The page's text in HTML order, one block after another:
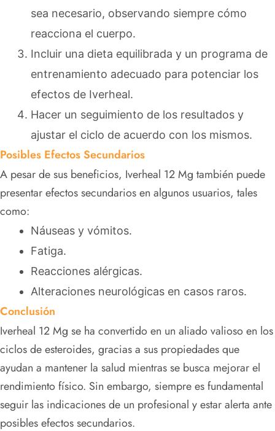
sea necesario, observando siempre cómo
reacciona el cuerpo.
Incluir una dieta equilibrada y un programa de
entrenamiento adecuado para potenciar los
efectos de Iverheal.
Hacer un seguimiento de los resultados y
ajustar el ciclo de acuerdo con los mismos.
Posibles Efectos Secundarios
A pesar de sus beneficios, Iverheal 12 Mg también puede
presentar efectos secundarios en algunos usuarios, tales
como:
Náuseas y vómitos.
Fatiga.
Reacciones alérgicas.
Alteraciones neurológicas en casos raros.
Conclusión
Iverheal 12 Mg se ha convertido en un aliado valioso en los
ciclos de esteroides, gracias a sus propiedades que
ayudan a mantener la salud mientras se busca mejorar el
rendimiento físico. Sin embargo, siempre es fundamental
seguir las indicaciones de un profesional y estar alerta ante
posibles efectos secundarios.